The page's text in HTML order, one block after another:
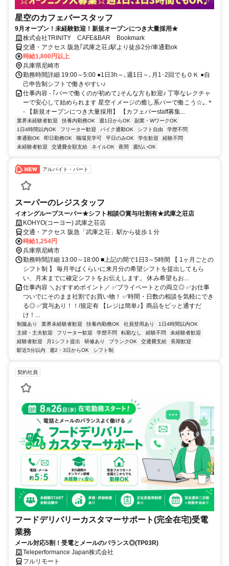
星空のカフェバースタッフ
9月オープン！未経験歓迎！新規オープンにつき大量採用★
株式会社TRINITY CAFE&BAR Bookmark
交通・アクセス 阪急｢武庫之荘｣駅より徒歩2分/車通勤ok
時給1,800円以上
兵庫県尼崎市
勤務時間詳細 19:00～5:00 ●1日3h～､週1日～､月1･2回でもＯＫ ●自
己申告制シフトで働きやすい♪
仕事内容 - ｢バーで働くのが初めて｣そんな方も歓迎♪ 丁寧なレクチャ
ーで安心して始められます 星空イメージの癒し系バーで働こう☆｡.＊
- 【新規オープンにつき大量採用】 【カフェバーstaff募集...
業界未経験者歓迎 扶養内勤務OK 週1日からOK
副業・WワークOK
1日4時間以内OK
フリーター歓迎 バイク通勤OK シフト自由
学歴不問
車通勤OK
即日勤務OK 職場見学可 平日のみOK 学生歓迎
経験不問
未経験者歓迎
交通費全額支給 ネイルOK 夜間 週払いOK
アルバイト・パート
スーパーのレジスタッフ
イオングループスーパー★シフト相談◎賞与/社割有★武庫之荘店
KOHYO(コーヨー) 武庫之荘店
交通・アクセス 阪急「武庫之荘」駅から徒歩１分
時給1,254円
兵庫県尼崎市
勤務時間詳細 13:00～18:00 ■上記の間で1日3～5時間 【 1ヶ月ごとの
シフト制 】 毎月半ばくらいに来月分の希望シフトを提出してもら
い、月末までに確定シフトをお伝えします。 休み希望もお...
仕事内容 ＼おすすめポイント／ ✅プライベートとの両立◎ ✅お仕事
ついでにそのまま社割でお買い物！ ✅時間・日数の相談を気軽にでき
る◎ ✅賞与あり！！/規定有 【レジは簡単♪】商品をピッと通すだ
け！...
制服あり 業界未経験者歓迎 扶養内勤務OK 社員登用あり
1日4時間以内OK
主婦・主夫歓迎
フリーター歓迎 学歴不問 転勤なし 経験不問
未経験者歓迎
経験者歓迎
月1シフト提出 研修あり ブランクOK 交通費支給
長期歓迎
駅近5分以内
週2・3日からOK シフト制
契約社員
フードデリバリーカスタマーサポート(完全在宅)受電
業務
メール対応5割！受電とメールのバランス◎(TP03R)
Teleperformance Japan株式会社
フルリモート